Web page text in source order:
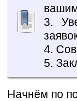
3.
4.
5.
Начнём по